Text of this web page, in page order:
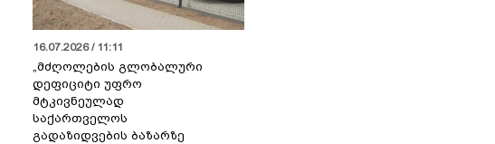
16.07.2026 / 11:11
„მძღოლების გლობალური
დეფიციტი უფრო
მტკივნეულად
საქართველოს
გადაზიდვების ბაზარზე